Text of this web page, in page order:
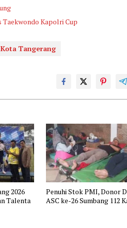
Taekwondo Kapolri Cup
Tangerang
2026
Talenta
Penuhi Stok PMI, Donor
ASC ke-26 Sumbang 112